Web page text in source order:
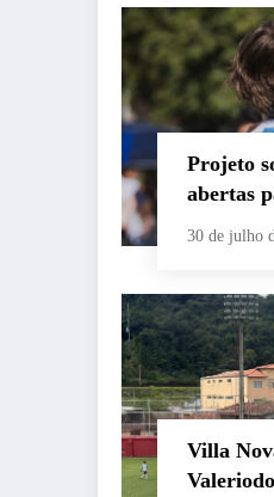
Projeto
abertas
flag
30 de julho
Villa